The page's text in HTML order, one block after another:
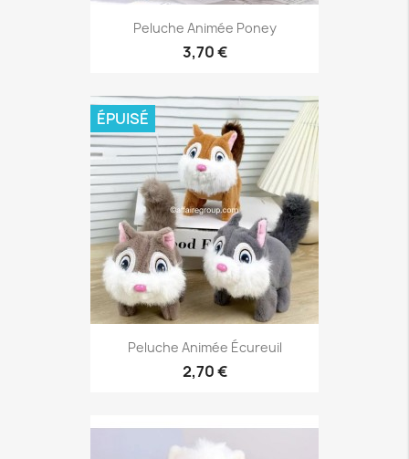
Peluche Animée Poney
3,70 €
Peluche Animée Écureuil
2,70 €
ÉPUISÉ